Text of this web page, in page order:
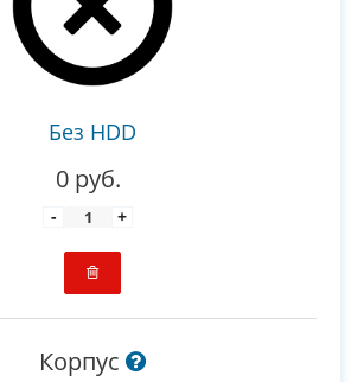
Без HDD
0 руб.
- +
Корпус